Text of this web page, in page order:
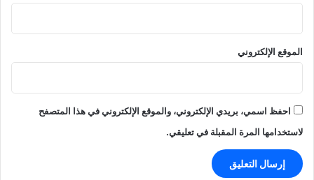
الموقع الإلكتروني
احفظ اسمي، بريدي الإلكتروني، والموقع الإلكتروني في هذا المتصفح
لاستخدامها المرة المقبلة في تعليقي.